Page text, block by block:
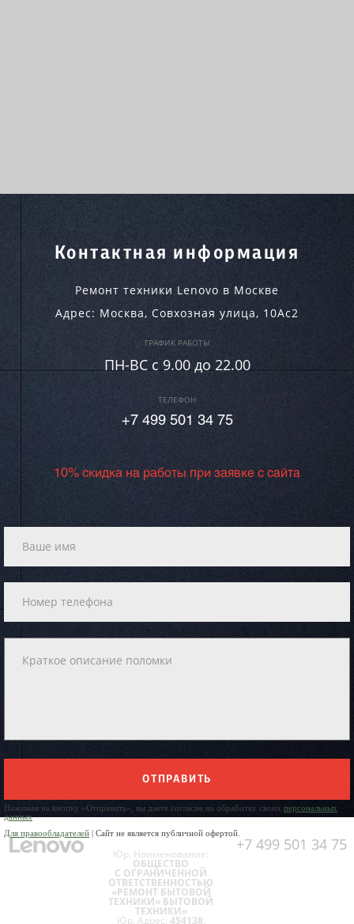
Контактная информация
Ремонт техники Lenovo в Москве
Адрес: Москва, Совхозная улица, 10Ас2
ГРАФИК РАБОТЫ
ПН-ВC c 9.00 до 22.00
ТЕЛЕФОН
+7 499 501 34 75
10% скидка на работы при заявке с сайта
ОТПРАВИТЬ
Нажимая на кнопку «Отправить», вы даете согласие на обработку своих персональных
данных
Для правообладателей | Сайт не является публичной офертой.
+7 499 501 34 75
Юр. Наименование:
ОБЩЕСТВО
С ОГРАНИЧЕННОЙ
ОТВЕТСТВЕННОСТЬЮ
«РЕМОНТ БЫТОВОЙ
ТЕХНИКИ» БЫТОВОЙ
ТЕХНИКИ»
Юр. Адрес: 454138,